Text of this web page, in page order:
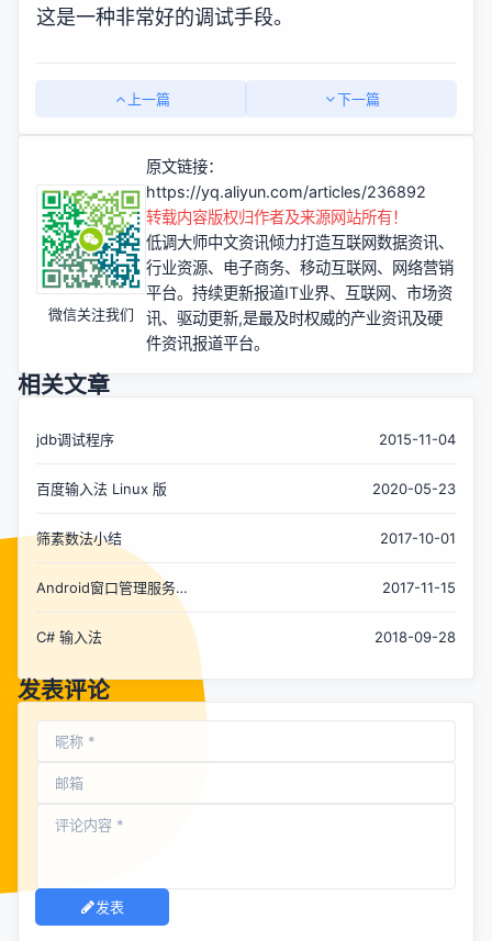
这是一种非常好的调试手段。
上一篇 下一篇
微信关注我们
原文链接：
https://yq.aliyun.com/articles/236892
转载内容版权归作者及来源网站所有！
低调大师中文资讯倾力打造互联网数据资讯、
行业资源、电子商务、移动互联网、网络营销
平台。持续更新报道IT业界、互联网、市场资
讯、驱动更新,是最及时权威的产业资讯及硬
件资讯报道平台。
相关文章
jdb调试程序 2015-11-04
百度输入法 Linux 版 2020-05-23
筛素数法小结 2017-10-01
Android窗口管理服务
WindowManagerService对输入法窗口
（Input Method Window）的管理分析
2017-11-15
C# 输入法 2018-09-28
发表评论
发表